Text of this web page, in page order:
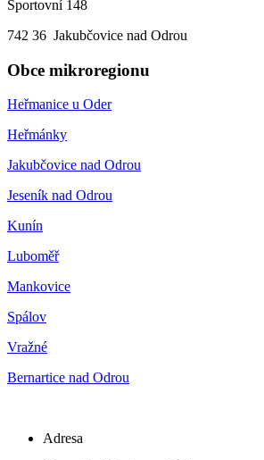
Sportovní 148
742 36 Jakubčovice nad Odrou
Obce mikroregionu
Heřmanice u Oder
Heřmánky
Jakubčovice nad Odrou
Jeseník nad Odrou
Kunín
Luboměř
Mankovice
Spálov
Vražné
Bernartice nad Odrou
Adresa